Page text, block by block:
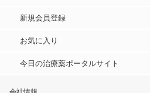
新規会員登録
お気に入り
今日の治療薬ポータルサイト